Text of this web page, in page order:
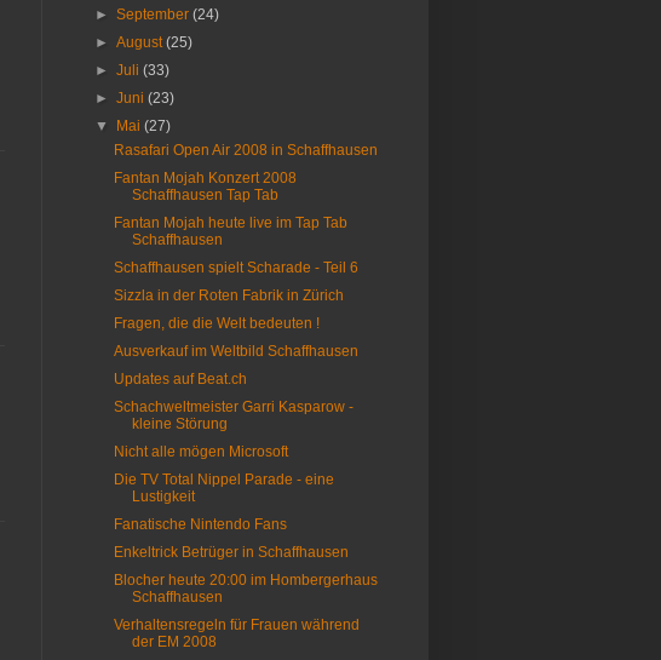
►September(24)
►August(25)
►Juli(33)
►Juni(23)
▼
Mai(27)
Rasafari Open Air 2008 in Schaffhausen
Fantan Mojah Konzert 2008
Schaffhausen Tap Tab
Fantan Mojah heute live im Tap Tab
Schaffhausen
Schaffhausen spielt Scharade - Teil 6
Sizzla in der Roten Fabrik in Zürich
Fragen, die die Welt bedeuten !
Ausverkauf im Weltbild Schaffhausen
Updates auf Beat.ch
Schachweltmeister Garri Kasparow -
kleine Störung
Nicht alle mögen Microsoft
Die TV Total Nippel Parade - eine
Lustigkeit
Fanatische Nintendo Fans
Enkeltrick Betrüger in Schaffhausen
Blocher heute 20:00 im Hombergerhaus
Schaffhausen
Verhaltensregeln für Frauen während
der EM 2008